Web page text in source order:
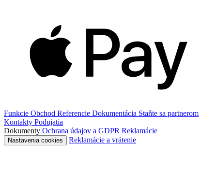
Funkcie Obchod Referencie Dokumentácia Staňte sa partnerom
Kontakty Podujatia
Dokumenty Ochrana údajov a GDPR Reklamácie
Nastavenia cookies Reklamácie a vrátenie